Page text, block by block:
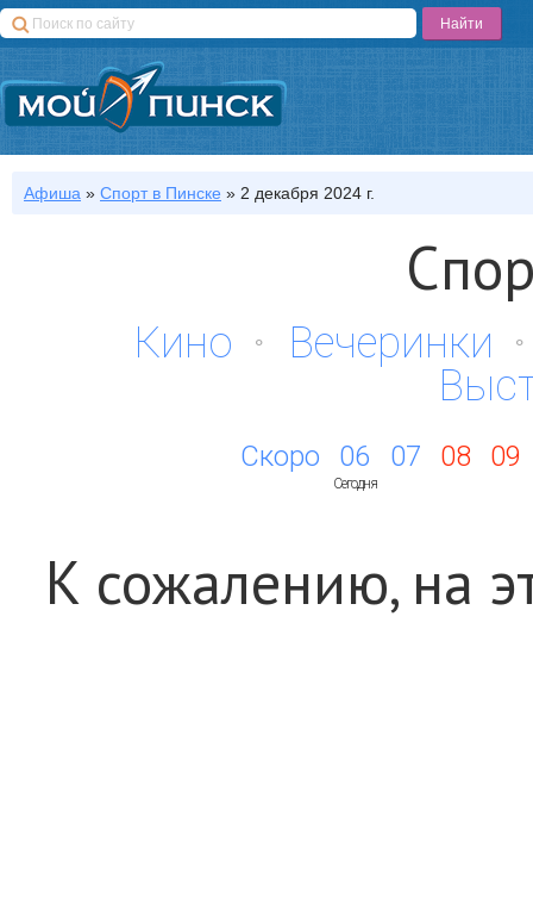
Афиша » Спортв Пинске » 2 декабря 2024 г.
Кино
Вечеринки
Скоро 06
Сегодня
07 08 09
К сожалению, на